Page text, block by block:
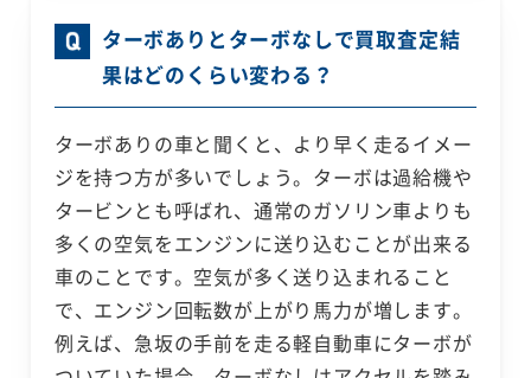
ターボありとターボなしで買取査定結
果はどのくらい変わる？
ターボありの車と聞くと、より早く走るイメー
ジを持つ方が多いでしょう。ターボは過給機や
タービンとも呼ばれ、通常のガソリン車よりも
多くの空気をエンジンに送り込むことが出来る
車のことです。空気が多く送り込まれること
で、エンジン回転数が上がり馬力が増します。
例えば、急坂の手前を走る軽自動車にターボが